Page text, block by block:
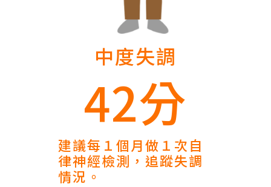
中度失調
42分
建議每１個月做１次自
律神經檢測，追蹤失調
情況。